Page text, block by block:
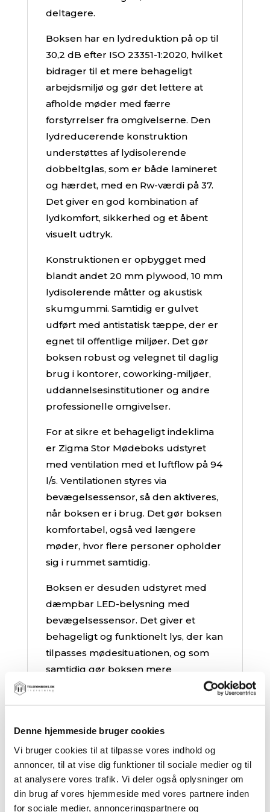
Denne hjemmeside bruger cookies
Vi bruger cookies til at tilpasse vores indhold og
annoncer, til at vise dig funktioner til sociale medier og til
at analysere vores trafik. Vi deler også oplysninger om
din brug af vores hjemmeside med vores partnere inden
for sociale medier, annonceringspartnere og
deltagere.
Boksen har en lydreduktion på op til
30,2 dB efter ISO 23351-1:2020, hvilket
bidrager til et mere behageligt
arbejdsmiljø og gør det lettere at
afholde møder med færre
forstyrrelser fra omgivelserne. Den
lydreducerende konstruktion
understøttes af lydisolerende
dobbeltglas, som er både lamineret
og hærdet, med en Rw-værdi på 37.
Det giver en god kombination af
lydkomfort, sikkerhed og et åbent
visuelt udtryk.
Konstruktionen er opbygget med
blandt andet 20 mm plywood, 10 mm
lydisolerende måtter og akustisk
skumgummi. Samtidig er gulvet
udført med antistatisk tæppe, der er
egnet til offentlige miljøer. Det gør
boksen robust og velegnet til daglig
brug i kontorer, coworking-miljøer,
uddannelsesinstitutioner og andre
professionelle omgivelser.
For at sikre et behageligt indeklima
er Zigma Stor Mødeboks udstyret
med ventilation med et luftflow på 94
l/s. Ventilationen styres via
bevægelsessensor, så den aktiveres,
når boksen er i brug. Det gør boksen
komfortabel, også ved længere
møder, hvor flere personer opholder
sig i rummet samtidig.
Boksen er desuden udstyret med
dæmpbar LED-belysning med
bevægelsessensor. Det giver et
behageligt og funktionelt lys, der kan
tilpasses mødesituationen, og som
samtidig gør boksen mere
energieffektiv i hverdagen.
tilslutning, er Zigma Stor Mødeboks
Den leveres med 2 strømstik 230V, 1
USB-A og 1 USB-C, så det er nemt at
tilslutte laptops, telefoner og andet
udstyr direkte i boksen. Der er